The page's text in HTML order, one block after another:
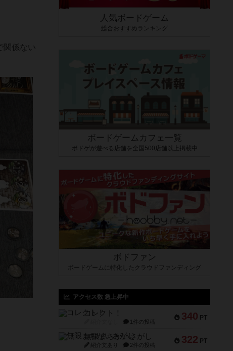
関係ない
人気ボードゲーム
総合おすすめランキング
ボードゲームカフェ一覧
ボドゲが遊べる店舗を全国500店舗以上掲載中
ボドファン
ボードゲームに特化したクラウドファンディング
アクセス数 急上昇中
340 PT
コレクト！
1件の投稿
322 PT
無限まちがいさがし
紹介文あり 2件の投稿